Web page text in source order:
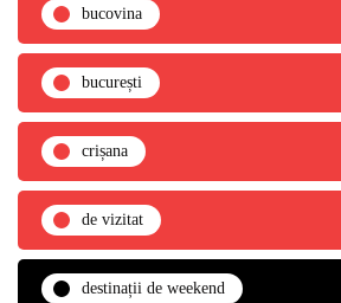
bucovina
bucurești
crișana
de vizitat
destinații de weekend